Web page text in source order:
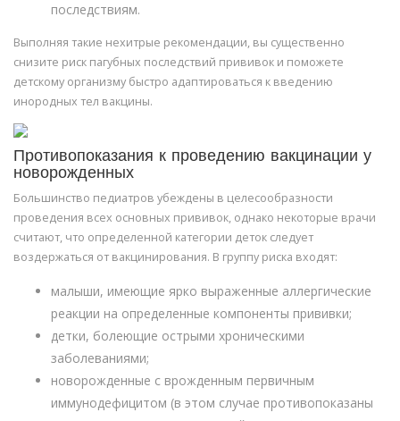
последствиям.
Выполняя такие нехитрые рекомендации, вы существенно
снизите риск пагубных последствий прививок и поможете
детскому организму быстро адаптироваться к введению
инородных тел вакцины.
Противопоказания к проведению вакцинации у
новорожденных
Большинство педиатров убеждены в целесообразности
проведения всех основных прививок, однако некоторые врачи
считают, что определенной категории деток следует
воздержаться от вакцинирования. В группу риска входят:
малыши, имеющие ярко выраженные аллергические
реакции на определенные компоненты прививки;
детки, болеющие острыми хроническими
заболеваниями;
новорожденные с врожденным первичным
иммунодефицитом (в этом случае противопоказаны